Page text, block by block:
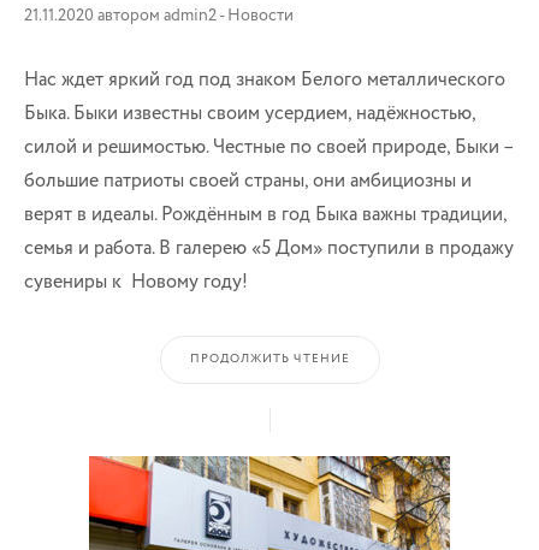
21.11.2020 автором admin2-Новости
Нас ждет яркий год под знаком Белого металлического
Быка. Быки известны своим усердием, надёжностью,
силой и решимостью. Честные по своей природе, Быки –
большие патриоты своей страны, они амбициозны и
верят в идеалы. Рождённым в год Быка важны традиции,
семья и работа. В галерею «5 Дом» поступили в продажу
сувениры к Новому году!
ПРОДОЛЖИТЬ ЧТЕНИЕ